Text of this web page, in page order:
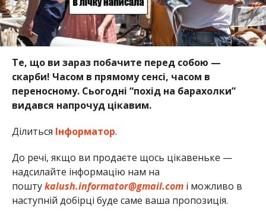
Те, що ви зараз побачите перед собою —
скарби! Часом в прямому сенсі, часом в
переносному. Сьогодні “похід на барахолки”
видався напрочуд цікавим.
Ділиться Інформатор.
До речі, якщо ви продаєте щось цікавеньке —
надсилайте інформацію нам на
поштуkalush.informator@gmail.comі можливо в
наступній добірці буде саме ваша пропозиція.